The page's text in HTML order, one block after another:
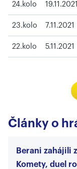
24.kolo 19.11.2021
23.kolo 7.11.2021
22.kolo 5.11.2021
Články o
Berani zahájili
Komety, duel